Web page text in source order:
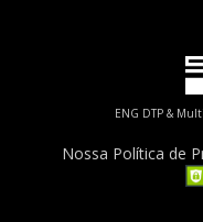
ENG DTP &
Nossa Política de